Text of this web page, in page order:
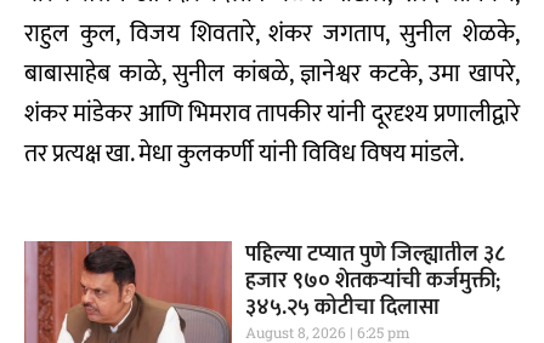
राहुल कुल, विजय शिवतारे, शंकर जगताप, सुनील शेळके,
बाबासाहेब काळे, सुनील कांबळे, ज्ञानेश्वर कटके, उमा खापरे,
शंकर मांडेकर आणि भिमराव तापकीर यांनी दूरदृश्य प्रणालीद्वारे
तर प्रत्यक्ष खा. मेधा कुलकर्णी यांनी विविध विषय मांडले.
पहिल्या टप्यात पुणे जिल्ह्यातील ३८
हजार ९७० शेतकऱ्यांची कर्जमुक्ती;
३४५.२५ कोटीचा दिलासा
August 8, 2026 6:25 pm